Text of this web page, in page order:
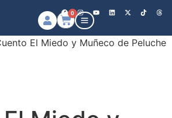
0
El Miedo y Muñeco de Peluche